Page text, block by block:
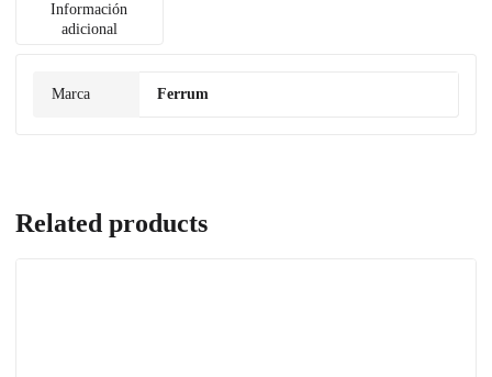
Información
adicional
Marca Ferrum
Related products